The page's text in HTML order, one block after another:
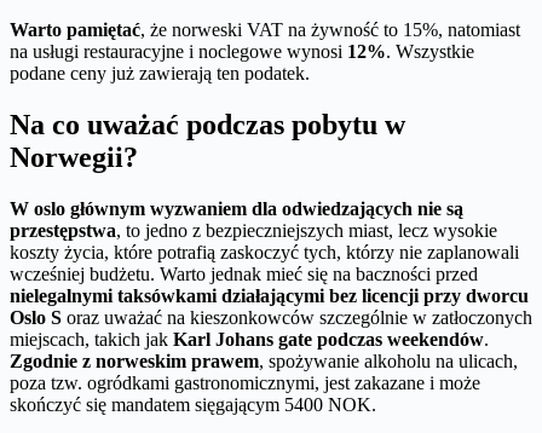
Warto pamiętać, że norweski VAT na żywność to 15%, natomiast
na usługi restauracyjne i noclegowe wynosi 12%. Wszystkie
podane ceny już zawierają ten podatek.
Na co uważać podczas pobytu w
Norwegii?
W oslo głównym wyzwaniem dla odwiedzających nie są
przestępstwa, to jedno z bezpieczniejszych miast, lecz wysokie
koszty życia, które potrafią zaskoczyć tych, którzy nie zaplanowali
wcześniej budżetu. Warto jednak mieć się na baczności przed
nielegalnymi taksówkami działającymi bez licencji przy dworcu
Oslo S oraz uważać na kieszonkowców szczególnie w zatłoczonych
miejscach, takich jak Karl Johans gate podczas weekendów.
Zgodnie z norweskim prawem, spożywanie alkoholu na ulicach,
poza tzw. ogródkami gastronomicznymi, jest zakazane i może
skończyć się mandatem sięgającym 5400 NOK.